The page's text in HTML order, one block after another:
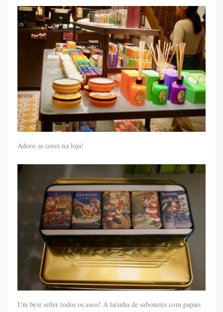
Adoro as cores na loja!
Um best seller todos os anos! A latinha de sabonetes com papais